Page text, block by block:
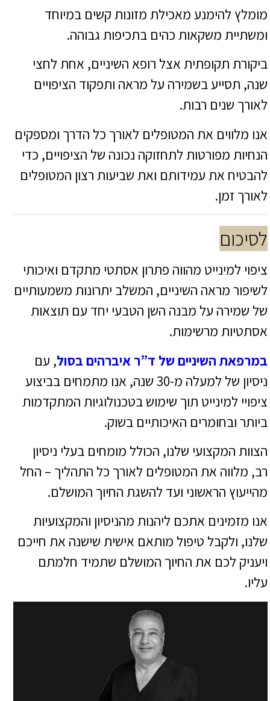
מומלץ להימנע מאכילת מזונות קשים במיוחד
ומשתיית משקאות כהים בתכיפות גבוהה.
ביקורת תקופתית אצל רופא השיניים, אחת לחצי
שנה, תסייע בשמירה על מראה ותפקוד הציפויים
לאורך שנים רבות.
אנו מלווים את המטופלים לאורך כל הדרך ומספקים
הנחיות מפורטות לתחזוקה נכונה של הציפויים, כדי
להבטיח את עמידותם ואת שביעות רצון המטופלים
לאורך זמן.
לסיכום
ציפוי למינייט מהווה פתרון אסתטי מתקדם ואיכותי
לשיפור מראה השיניים, המשלב יתרונות משמעותיים
של שמירה על מבנה השן הטבעי יחד עם תוצאות
אסתטיות מרשימות.
במרפאת השיניים של ד”ר איברהים בסול, עם
ניסיון של למעלה מ-30 שנה, אנו מתמחים בביצוע
ציפויי למינייט תוך שימוש בטכנולוגיות המתקדמות
ביותר ובחומרים האיכותיים בשוק.
הצוות המקצועי שלנו, הכולל מומחים בעלי ניסיון
רב, מלווה את המטופלים לאורך כל התהליך – החל
מהייעוץ הראשוני ועד להשגת החיוך המושלם.
אנו מזמינים אתכם ליהנות מהניסיון והמקצועיות
שלנו, ולקבל טיפול מותאם אישית שישנה את חייכם
ויעניק לכם את החיוך המושלם שתמיד חלמתם
עליו.